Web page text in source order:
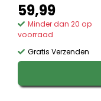
59,99
Minder dan 20 op
voorraad
Gratis Verzenden